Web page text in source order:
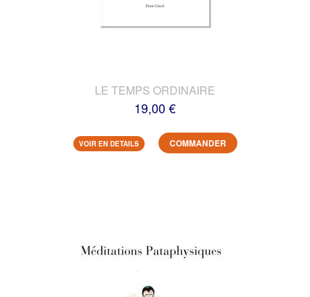
LE TEMPS ORDINAIRE
19,00 €
VOIR EN DETAILS COMMANDER